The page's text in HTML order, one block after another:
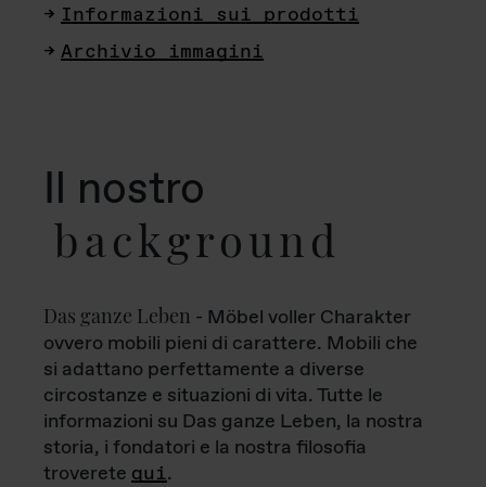
Informazioni sui prodotti
Archivio immagini
Il nostro
background
Das ganze Leben - Möbel voller Charakter
ovvero mobili pieni di carattere. Mobili che
si adattano perfettamente a diverse
circostanze e situazioni di vita. Tutte le
informazioni su Das ganze Leben, la nostra
storia, i fondatori e la nostra filosofia
troverete qui.